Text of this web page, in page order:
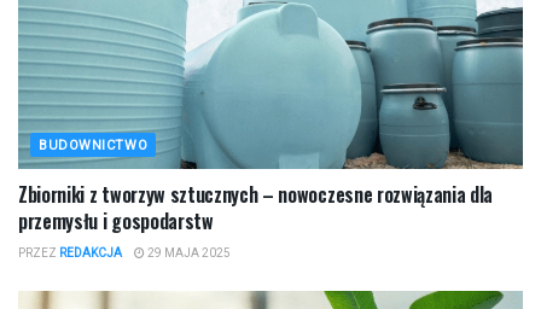
BUDOWNICTWO
Zbiorniki z tworzyw sztucznych – nowoczesne rozwiązania dla
przemysłu i gospodarstw
PRZEZ REDAKCJA 29 MAJA 2025